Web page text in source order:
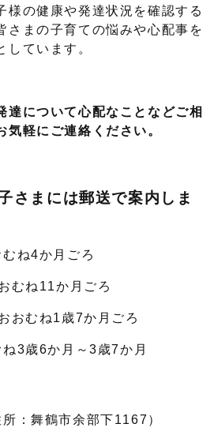
様の健康や発達状況を確認する
さまの子育ての悩みや心配事を
しています。
達について心配なことなどご相
気軽にご連絡ください。
さまには郵送で案内しま
ね4か月ごろ
むね11か月ごろ
おむね1歳7か月ごろ
3歳6か月～3歳7か月
：舞鶴市余部下1167）